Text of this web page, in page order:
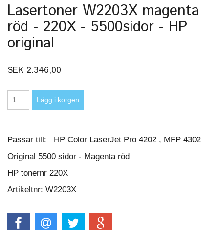
Lasertoner W2203X magenta
röd - 220X - 5500sidor - HP
original
SEK 2.346,00
Passar till: HP Color LaserJet Pro 4202 , MFP 4302
Original 5500 sidor - Magenta röd
HP tonernr 220X
Artikeltnr: W2203X